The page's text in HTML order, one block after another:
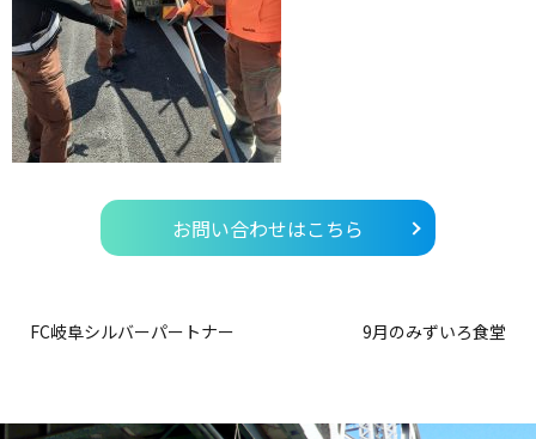
お問い合わせはこちら
FC岐阜シルバーパートナー 9月のみずいろ食堂